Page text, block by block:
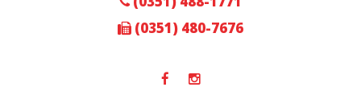
(0351) 480-7676